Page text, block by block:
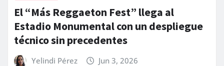
El “Más Reggaeton Fest” llega al
Estadio Monumental con un despliegue
técnico sin precedentes
Yelindi Pérez Jun 3, 2026